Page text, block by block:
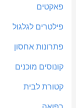
פאקטים
פילטרים לגלגול
פתרונות אחסון
קונוסים מוכנים
קטורת לבית